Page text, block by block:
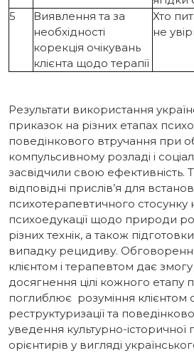
5
Виявлення та за
необхідності
корекція очікувань
клієнта щодо терапії
Хто
не
Результати використання
приказок на різних етапах
поведінкового втручання при
компульсивному розладі і
засвідчили свою ефективність.
відповідні прислів’я для
психотерапевтичного стосунку
психоедукації щодо природи
різних технік, а також
випадку рецидиву. Обговорення
клієнтом і терапевтом дає
досягнення цілі кожного етапу
поглиблює розуміння клієнтом
реструктуризації та
уведення культурно-історичної
орієнтирів у вигляді